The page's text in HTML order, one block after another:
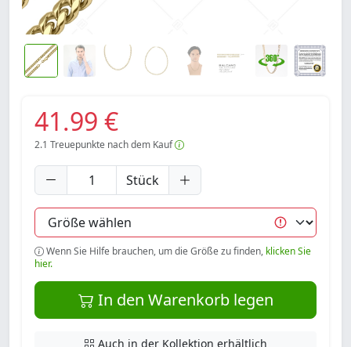
41.99 €
2.1 Treuepunkte nach dem Kauf
Stück
Wenn Sie Hilfe brauchen, um die Größe zu finden, klicken Sie
hier.
In den Warenkorb legen
Auch in der Kollektion erhältlich